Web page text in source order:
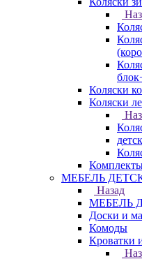
Коляски
Коляски
МЕБЕЛЬ
Назад
МЕБЕЛЬ
Доски и
Комоды
Кроватки